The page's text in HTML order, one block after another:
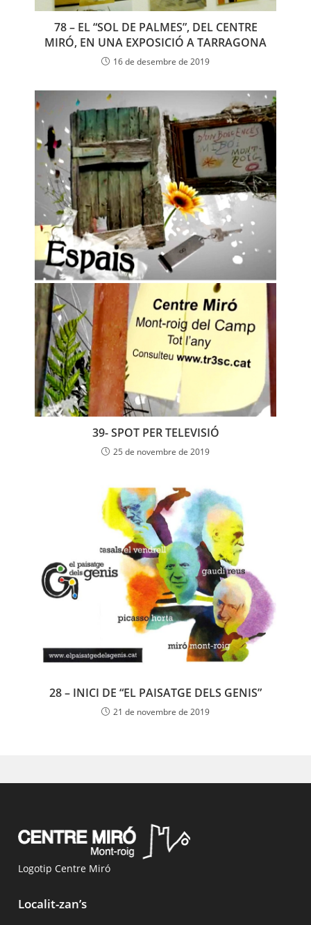
78 – EL “SOL DE PALMES”, DEL CENTRE
MIRÓ, EN UNA EXPOSICIÓ A TARRAGONA
16 de desembre de 2019
39- SPOT PER TELEVISIÓ
25 de novembre de 2019
28 – INICI DE “EL PAISATGE DELS GENIS”
21 de novembre de 2019
Logotip Centre Miró
Localit-zan’s